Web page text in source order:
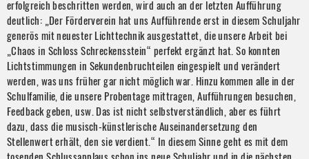
erfolgreich beschritten werden, wird auch an der letzten Aufführung
deutlich: „Der Förderverein hat uns Aufführende erst in diesem Schuljahr
generös mit neuester Lichttechnik ausgestattet, die unsere Arbeit bei
„Chaos in Schloss Schreckensstein“ perfekt ergänzt hat. So konnten
Lichtstimmungen in Sekundenbruchteilen eingespielt und verändert
werden, was uns früher gar nicht möglich war. Hinzu kommen alle in der
Schulfamilie, die unsere Probentage mittragen, Aufführungen besuchen,
Feedback geben, usw. Das ist nicht selbstverständlich, aber es führt
dazu, dass die musisch-künstlerische Auseinandersetzung den
Stellenwert erhält, den sie verdient.“ In diesem Sinne geht es mit dem